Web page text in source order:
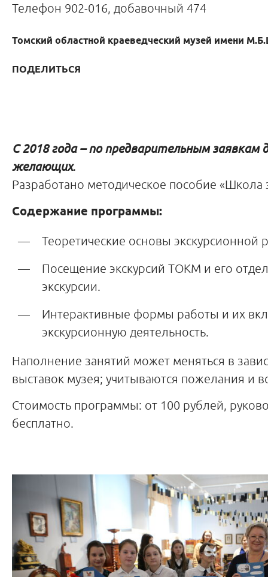
Телефон 902-016, добавочный 474
Томский областной краеведческий музей имени
ПОДЕЛИТЬСЯ
C 2018 года – по предварительным заявкам
желающих.
Разработано методическое пособие «Школа
Содержание программы:
Теоретические основы экскурсионной
Посещение экскурсий ТОКМ и его
экскурсии.
Интерактивные формы работы и их
экскурсионную деятельность.
Наполнение занятий может меняться в
выставок музея; учитываются пожелания и
Стоимость программы: от 100 рублей,
бесплатно.